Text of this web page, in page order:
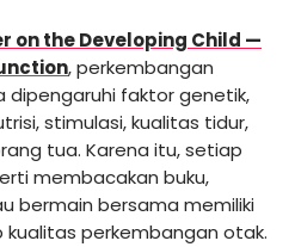
on the Developing Child —
, perkembangan
dipengaruhi faktor genetik,
stimulasi, kualitas tidur,
tua. Karena itu, setiap
membacakan buku,
bermain bersama memiliki
perkembangan otak.